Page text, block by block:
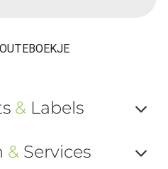
&Labels
&Services